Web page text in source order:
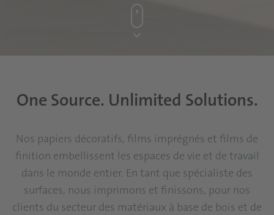
One Source. Unlimited Solutions.
Nos papiers décoratifs, films imprégnés et films de
finition embellissent les espaces de vie et de travail
dans le monde entier. En tant que spécialiste des
surfaces, nous imprimons et finissons, pour nos
clients du secteur des matériaux à base de bois et de